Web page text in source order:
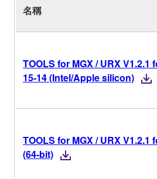
名稱
TOOLS for MGX / URX V1.2.1
15-14 (Intel/Apple silicon)
TOOLS for MGX / URX V1.2.1
(64-bit)